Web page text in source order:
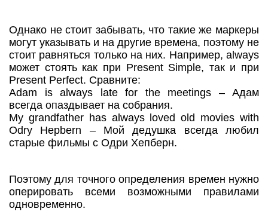
Однако не стоит забывать, что такие же маркеры
могут указывать и на другие времена, поэтому не
стоит равняться только на них. Например, always
может стоять как при Present Simple, так и при
Present Perfect. Сравните:
Adam is always late for the meetings – Адам
всегда опаздывает на собрания.
My grandfather has always loved old movies with
Odry Hepbern – Мой дедушка всегда любил
старые фильмы с Одри Хепберн.
Поэтому для точного определения времен нужно
оперировать всеми возможными правилами
одновременно.